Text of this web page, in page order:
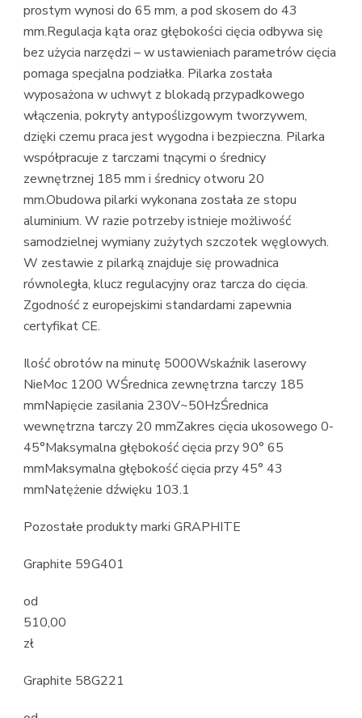
prostym wynosi do 65 mm, a pod skosem do 43
mm.Regulacja kąta oraz głębokości cięcia odbywa się
bez użycia narzędzi – w ustawieniach parametrów cięcia
pomaga specjalna podziałka. Pilarka została
wyposażona w uchwyt z blokadą przypadkowego
włączenia, pokryty antypoślizgowym tworzywem,
dzięki czemu praca jest wygodna i bezpieczna. Pilarka
współpracuje z tarczami tnącymi o średnicy
zewnętrznej 185 mm i średnicy otworu 20
mm.Obudowa pilarki wykonana została ze stopu
aluminium. W razie potrzeby istnieje możliwość
samodzielnej wymiany zużytych szczotek węglowych.
W zestawie z pilarką znajduje się prowadnica
równoległa, klucz regulacyjny oraz tarcza do cięcia.
Zgodność z europejskimi standardami zapewnia
certyfikat CE.
Ilość obrotów na minutę 5000Wskaźnik laserowy
NieMoc 1200 WŚrednica zewnętrzna tarczy 185
mmNapięcie zasilania 230V~50HzŚrednica
wewnętrzna tarczy 20 mmZakres cięcia ukosowego 0-
45°Maksymalna głębokość cięcia przy 90° 65
mmMaksymalna głębokość cięcia przy 45° 43
mmNatężenie dźwięku 103.1
Pozostałe produkty marki GRAPHITE
Graphite 59G401
od
510,00
zł
Graphite 58G221